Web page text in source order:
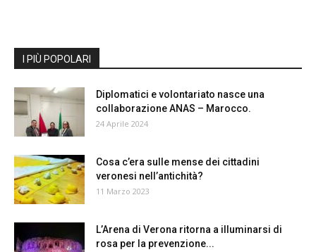
I PIÙ POPOLARI
Diplomatici e volontariato nasce una
collaborazione ANAS – Marocco.
24 Aprile 2024
Cosa c’era sulle mense dei cittadini
veronesi nell’antichità?
11 Marzo 2023
L’Arena di Verona ritorna a illuminarsi di
rosa per la prevenzione...